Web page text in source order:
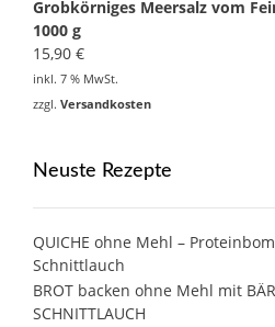
Grobkörniges Meersalz vom
1000 g
15,90 €
inkl. 7 % MwSt.
zzgl. Versandkosten
Neuste Rezepte
QUICHE ohne Mehl –
Schnittlauch
BROT backen ohne Mehl mit
SCHNITTLAUCH